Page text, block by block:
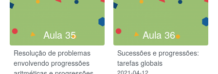
Aula 35
Resolução de problemas
envolvendo progressões
Aula 36
Sucessões e progressões:
tarefas globais
2021-04-12